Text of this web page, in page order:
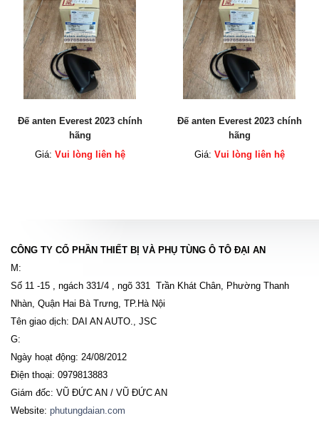
Đế anten Everest 2023 chính
hãng
Giá: Vui lòng liên hệ
Đế anten Everest 2023 chính
hãng
Giá: Vui lòng liên hệ
CÔNG TY CỔ PHẦN THIẾT BỊ VÀ PHỤ TÙNG Ô TÔ ĐẠI AN
M:
Số 11 -15 , ngách 331/4 , ngõ 331 Trần Khát Chân, Phường Thanh
Nhàn, Quận Hai Bà Trưng, TP.Hà Nội
Tên giao dịch: DAI AN AUTO., JSC
G:
Ngày hoạt động: 24/08/2012
Điện thoại: 0979813883
Giám đốc: VŨ ĐỨC AN / VŨ ĐỨC AN
Website: phutungdaian.com